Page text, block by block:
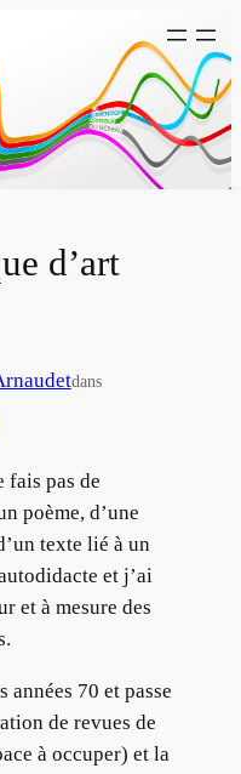
d’art
dans
fais pas de
poème, d’une
texte lié à un
et j’ai
et à mesure des
années 70 et passe
de revues de
à occuper) et la